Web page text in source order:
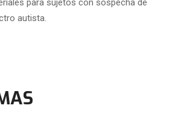
para sujetos con sospecha de
autista.